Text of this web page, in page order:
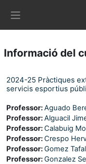
Informació del
2024-25 Pràctiques
servicis esportius
Professor:Aguado
Professor:Alguacil
Professor:Calabuig
Professor:Crespo
Professor:Gomez
Professor:Gonzalez